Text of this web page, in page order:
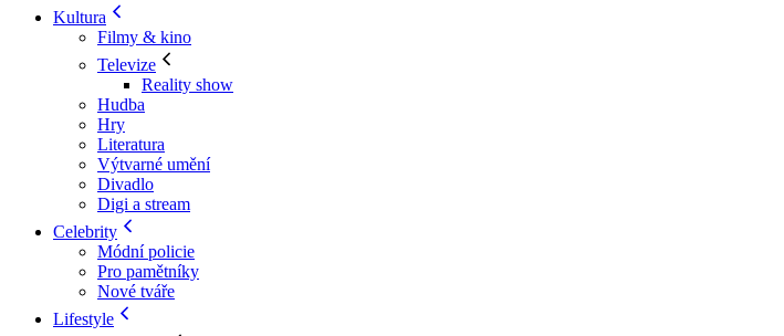
Kultura
Filmy & kino
Televize
Reality show
Hudba
Hry
Literatura
Výtvarné umění
Divadlo
Digi a stream
Celebrity
Módní policie
Pro pamětníky
Nové tváře
Lifestyle